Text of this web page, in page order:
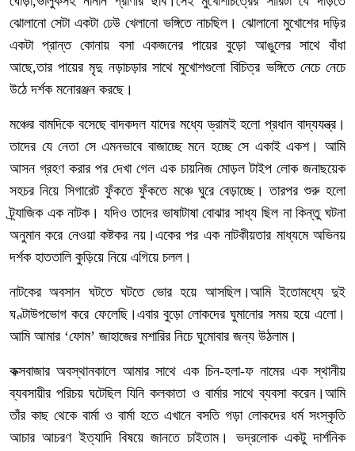
ঝোলানো সেটা একটা ঢেউ খেলানো ভঙ্গিতে নাচছিল। ঝোলানো মুখোশের দড়ির
একটা প্রান্ত কোনায় বসা একজনের পায়ের বুড়ো আঙুলের সাথে বাঁধা
আছে,তার পায়ের মৃদু নড়াচড়ার সাথে মুখোশগুলো বিচিত্র ভঙ্গিতে নেচে নেচে
উঠে দর্শক মনোরঞ্জন করছে।
মঞ্চের বামদিকে বসেছে বাদকদল যাদের মধ্যে ড্রামই হলো প্রধান বাদ্যযন্ত্র।
তাদের যে নেতা সে এমনভাবে বাজাচ্ছে মনে হচ্ছে সে একাই একশ। আমি
আসন গ্রহণ করার পর দেখা গেল এক চায়নিজ মোড়ল টাইপ লোক জনাছয়েক
সহচর নিয়ে সিগারেট ফুঁকতে ফুঁকতে মঞ্চে ঘুরে বেড়াচ্ছে। তারপর শুরু হলো
ট্র্যাজিক এক নাটক। যদিও তাদের ভাষাটাষা বোঝার সাধ্য ছিল না কিন্তু ঘটনা
অনুমান করে নেওয়া কষ্টকর নয়।একের পর এক নাটকীয়তার মাধ্যমে অভিনয়
দর্শক হাততালি কুড়িয়ে নিয়ে এগিয়ে চলল।
নাটকের অবসান ঘটতে ঘটতে ভোর হয়ে আসছিল।আমি ইতোমধ্যে দুই
ঘণ্টাউপভোগ করে ফেলেছি।এবার বুড়ো লোকদের ঘুমানোর সময় হয়ে এলো।
আমি আমার ‘ফোম’ জাহাজের মশারির নিচে ঘুমোবার জন্য উঠলাম।
কক্সবাজার অবস্থানকালে আমার সাথে এক চিন-হলা-ফ নামের এক স্থানীয়
ব্যবসায়ীর পরিচয় ঘটেছিল যিনি কলকাতা ও বার্মার সাথে ব্যবসা করেন।আমি
তাঁর কাছ থেকে বার্মা ও বার্মা হতে এখানে বসতি গড়া লোকদের ধর্ম সংস্কৃতি
আচার আচরণ ইত্যাদি বিষয়ে জানতে চাইতাম। ভদ্রলোক একটু দার্শনিক